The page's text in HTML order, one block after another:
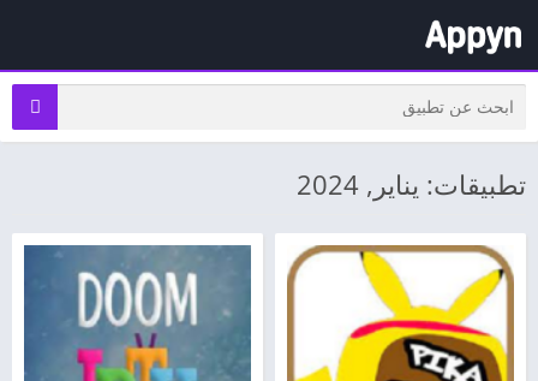
تطبيقات: يناير, 2024